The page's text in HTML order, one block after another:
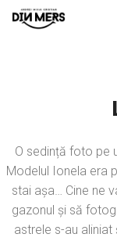
O sedință foto pe
Modelul Ionela era
stai așa… Cine ne
gazonul și să
astrele s-au